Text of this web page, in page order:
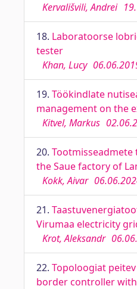
Kervališvili, Andrei
18. Laboratoorse
tester
Khan, Lucy
19. Töökindlate
management on the
Kitvel, Markus
20.
the Saue factory of
Kokk, Aivar
21.
Virumaa electricity
Krot, Aleksandr
22. Topoloogiat
border controller